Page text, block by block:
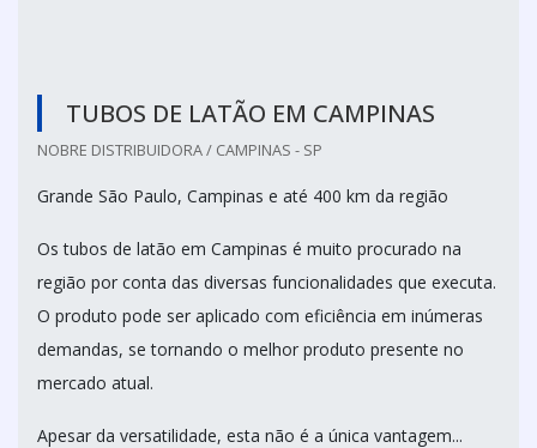
TUBOS DE LATÃO EM CAMPINAS
NOBRE DISTRIBUIDORA / CAMPINAS - SP
Grande São Paulo, Campinas e até 400 km da região
Os tubos de latão em Campinas é muito procurado na
região por conta das diversas funcionalidades que executa.
O produto pode ser aplicado com eficiência em inúmeras
demandas, se tornando o melhor produto presente no
mercado atual.
Apesar da versatilidade, esta não é a única vantagem...